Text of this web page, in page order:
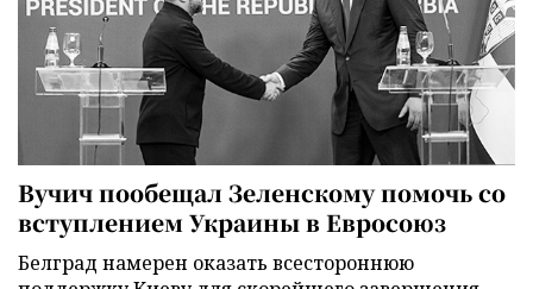
Вучич пообещал Зеленскому помочь со
вступлением Украины в Евросоюз
Белград намерен оказать всестороннюю